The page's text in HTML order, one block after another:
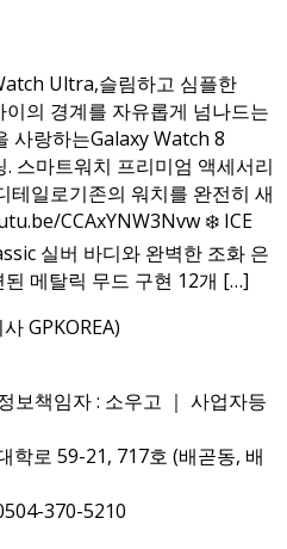
Ultra,슬림하고 심플한
의 경계를 자유롭게 넘나드는
사랑하는Galaxy Watch 8
스마트워치 프리미엄 액세서리
테일로기존의 워치를 완전히 새
CCAxYNW3Nvw ❄️ ICE
실버 바디와 완벽한 조화 은
메탈릭 무드 구현 12개 […]
GPKOREA)
보책임자 : 소우고 ｜ 사업자등
학로 59-21, 717호 (배곧동, 배
370-5210